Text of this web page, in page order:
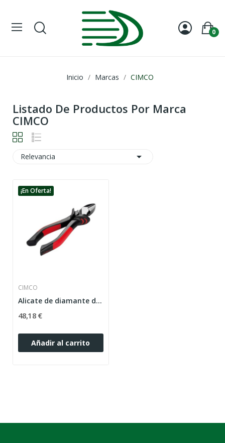
0
Inicio Marcas CIMCO
Listado De Productos Por Marca
CIMCO
Relevancia 
¡En Oferta!
CIMCO
Alicate de diamante de corte diagonal CIMCO
48,18 €
Añadir al carrito